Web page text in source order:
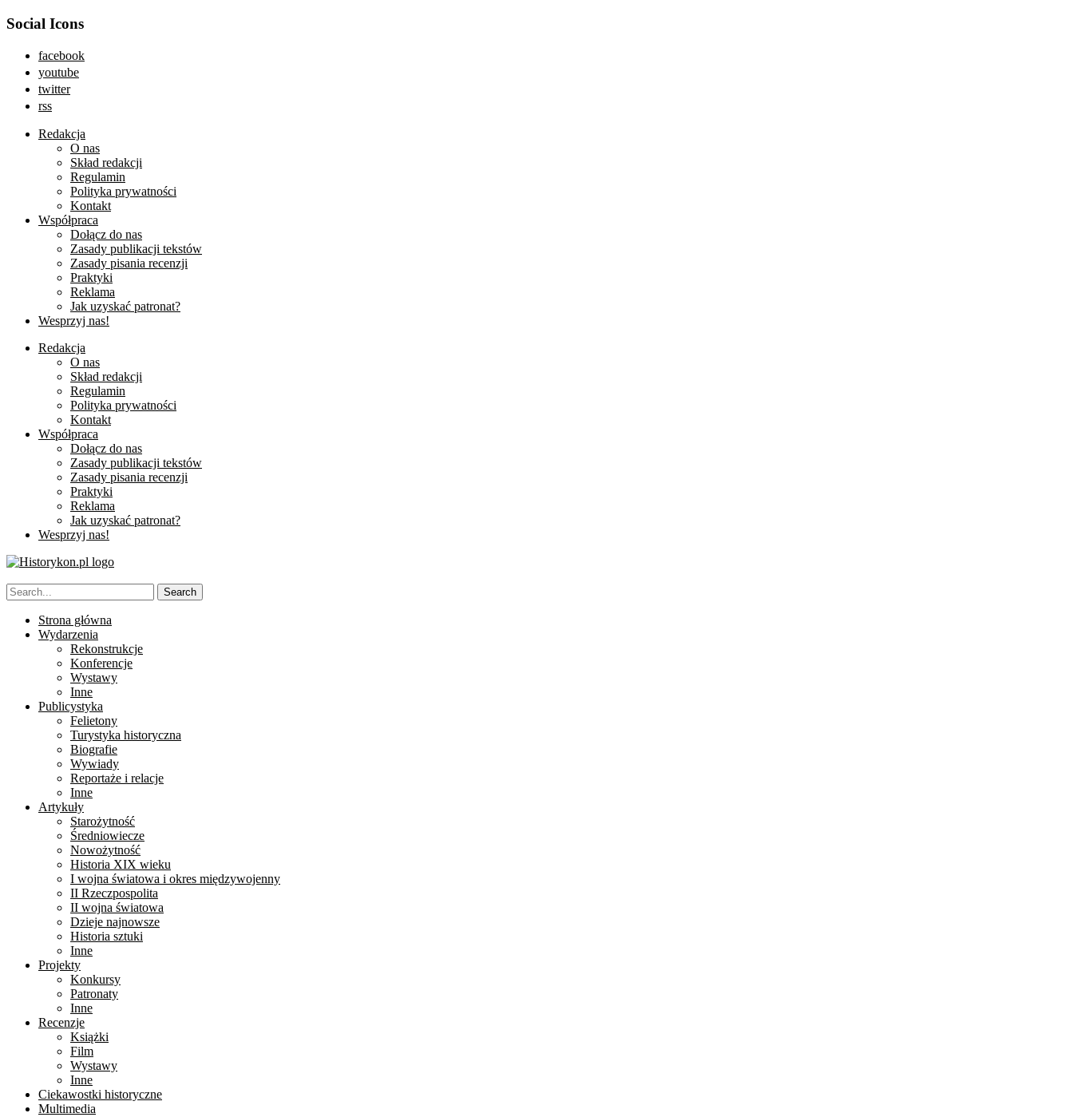
Social Icons
facebook
youtube
twitter
rss
Redakcja
O nas
Skład redakcji
Regulamin
Polityka prywatności
Kontakt
Współpraca
Dołącz do nas
Zasady publikacji tekstów
Zasady pisania recenzji
Praktyki
Reklama
Jak uzyskać patronat?
Wesprzyj nas!
Redakcja
O nas
Skład redakcji
Regulamin
Polityka prywatności
Kontakt
Współpraca
Dołącz do nas
Zasady publikacji tekstów
Zasady pisania recenzji
Praktyki
Reklama
Jak uzyskać patronat?
Wesprzyj nas!
Strona główna
Wydarzenia
Rekonstrukcje
Konferencje
Wystawy
Inne
Publicystyka
Felietony
Turystyka historyczna
Biografie
Wywiady
Reportaże i relacje
Inne
Artykuły
Starożytność
Średniowiecze
Nowożytność
Historia XIX wieku
I wojna światowa i okres międzywojenny
II Rzeczpospolita
II wojna światowa
Dzieje najnowsze
Historia sztuki
Inne
Projekty
Konkursy
Patronaty
Inne
Recenzje
Książki
Film
Wystawy
Inne
Ciekawostki historyczne
Multimedia